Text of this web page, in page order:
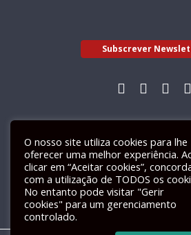
Subscrever
Livro de Reclamações
GALILEU 2026 © Todos os
O nosso site utiliza cookies para lhe
oferecer uma melhor experiência.
clicar em “Aceitar cookies”,
com a utilização de TODOS os
No entanto pode visitar "Gerir
cookies" para um gerenciamento
controlado.